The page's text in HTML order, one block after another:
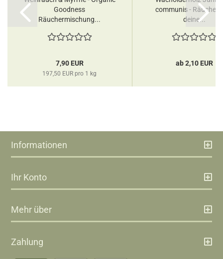
Goodness
Räuchermischung...
7,90 EUR
197,50 EUR pro 1 kg
communis -
deine...
ab 2,10 EUR
Informationen
Ihr Konto
Mehr über
Zahlung